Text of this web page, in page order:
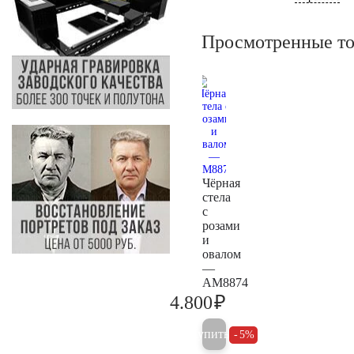
Просмотренные
Чёрная
стела
с
розами
и
овалом
—
AM8874
4.800₽
Купить 5%